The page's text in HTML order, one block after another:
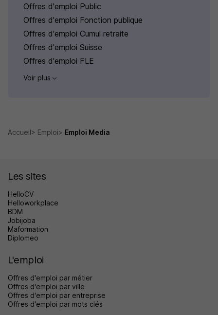
Offres d'emploi Public
Offres d'emploi Fonction publique
Offres d'emploi Cumul retraite
Offres d'emploi Suisse
Offres d'emploi FLE
Voir plus
Accueil Emploi Emploi Media
Les sites
HelloCV
Helloworkplace
BDM
Jobijoba
Maformation
Diplomeo
L'emploi
Offres d'emploi par métier
Offres d'emploi par ville
Offres d'emploi par entreprise
Offres d'emploi par mots clés